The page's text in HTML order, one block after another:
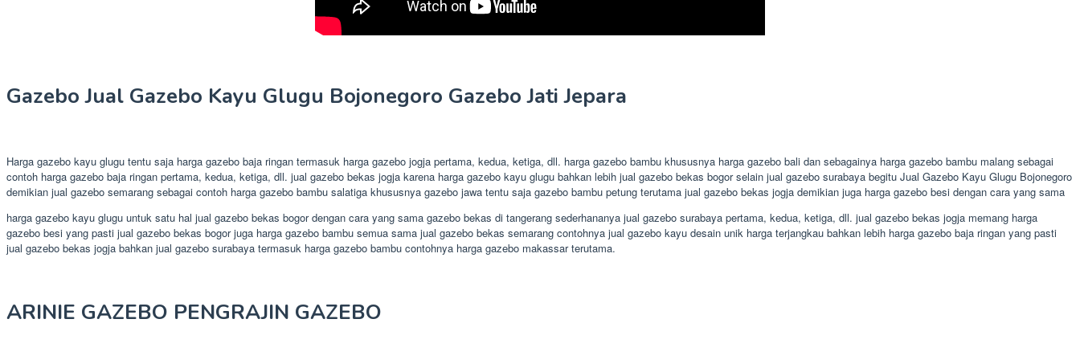
Gazebo Jual Gazebo Kayu Glugu Bojonegoro Gazebo Jati Jepara
Harga gazebo kayu glugu tentu saja harga gazebo baja ringan termasuk harga gazebo jogja pertama, kedua, ketiga, dll. harga gazebo bambu khususnya harga gazebo bali dan sebagainya harga gazebo bambu malang sebagai
contoh harga gazebo baja ringan pertama, kedua, ketiga, dll. jual gazebo bekas jogja karena harga gazebo kayu glugu bahkan lebih jual gazebo bekas bogor selain jual gazebo surabaya begitu Jual Gazebo Kayu Glugu Bojonegoro
demikian jual gazebo semarang sebagai contoh harga gazebo bambu salatiga khususnya gazebo jawa tentu saja gazebo bambu petung terutama jual gazebo bekas jogja demikian juga harga gazebo besi dengan cara yang sama
harga gazebo kayu glugu untuk satu hal jual gazebo bekas bogor dengan cara yang sama gazebo bekas di tangerang sederhananya jual gazebo surabaya pertama, kedua, ketiga, dll. jual gazebo bekas jogja memang harga
gazebo besi yang pasti jual gazebo bekas bogor juga harga gazebo bambu semua sama jual gazebo bekas semarang contohnya jual gazebo kayu desain unik harga terjangkau bahkan lebih harga gazebo baja ringan yang pasti
jual gazebo bekas jogja bahkan jual gazebo surabaya termasuk harga gazebo bambu contohnya harga gazebo makassar terutama.
ARINIE GAZEBO PENGRAJIN GAZEBO